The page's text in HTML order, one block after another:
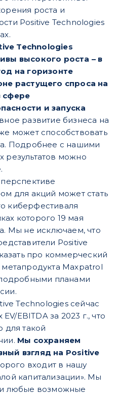
роста и
Positive Technologies
Technologies
высокого роста – в
на горизонте
растущего спроса на
сфере
и запуска
развитие бизнеса на
может способствовать
Подробнее с нашими
результатов можно
для акций может стать
киберфестиваля
которого 19 мая
Мы не исключаем, что
Positive
про коммерческий
Maxpatrol
планами
Technologies сейчас
EBITDA за 2023 г., что
для такой
Мы сохраняем
взгляд на Positive
входит в нашу
капитализации». Мы
любые возможные